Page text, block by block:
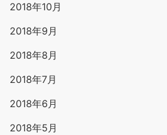
2018年10月
2018年9月
2018年8月
2018年7月
2018年6月
2018年5月